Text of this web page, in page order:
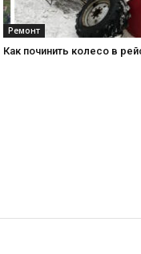
Ремонт
Как починить колесо в